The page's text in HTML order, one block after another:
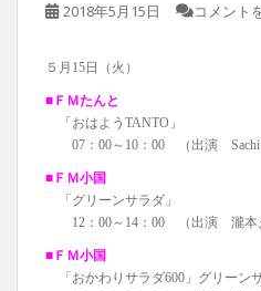
2018年5月15日 コメント
５月15日（火）
■ＦＭたんと
「おはようTANTO」
07：00～10：00 （出演 Sachi
■ＦＭ小国
「グリーンサラダ」
12：00～14：00 （出演 瀧本
■ＦＭ小国
「おかわりサラダ600」グリーン